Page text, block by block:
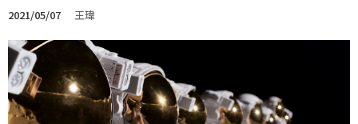
2021/05/07 王瑋